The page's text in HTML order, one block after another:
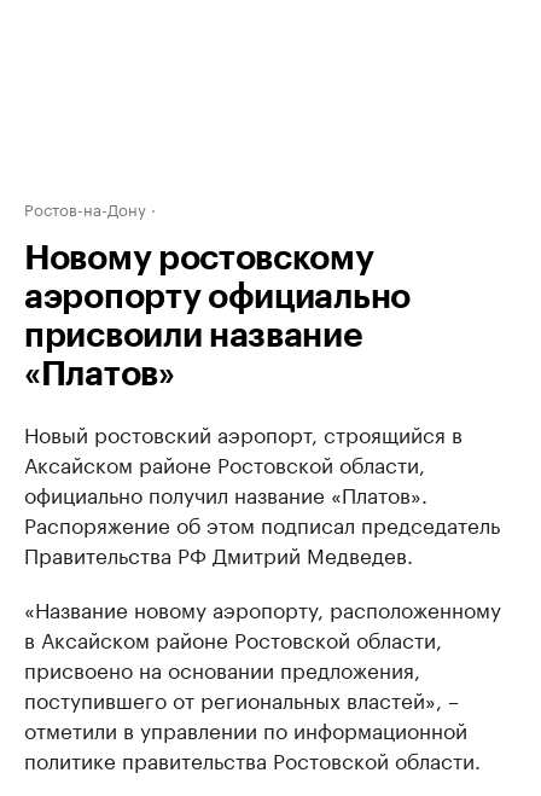
Ростов-на-Дону
Новому ростовскому
аэропорту официально
присвоили название
«Платов»
Новый ростовский аэропорт, строящийся в
Аксайском районе Ростовской области,
официально получил название «Платов».
Распоряжение об этом подписал председатель
Правительства РФ Дмитрий Медведев.
«Название новому аэропорту, расположенному
в Аксайском районе Ростовской области,
присвоено на основании предложения,
поступившего от региональных властей», –
отметили в управлении по информационной
политике правительства Ростовской области.